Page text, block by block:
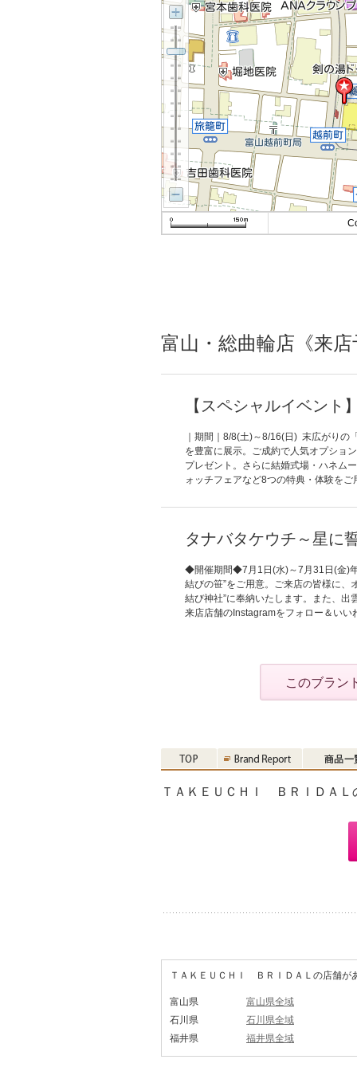
富山・総曲輪店《来
【スペシャルイベント
｜期間｜8/8(土)～8/16(日) 末広がり
を豊富に展示。ご成約で人気オプショ
プレゼント。さらに結婚式場・ハネム
ォッチフェアなど8つの特典・体験を
タナバタケウチ～星に
◆開催期間◆7月1日(水)～7月31日(金)
結びの笹”をご用意。ご来店の皆様に
結び神社”に奉納いたします。また、
来店店舗のInstagramをフォロー＆い
このブラン
ＴＡＫＥＵＣＨＩ ＢＲＩＤＡＬ
ＴＡＫＥＵＣＨＩ ＢＲＩＤＡＬの店舗が
富山県
富山県全域
石川県
石川県全域
福井県
福井県全域